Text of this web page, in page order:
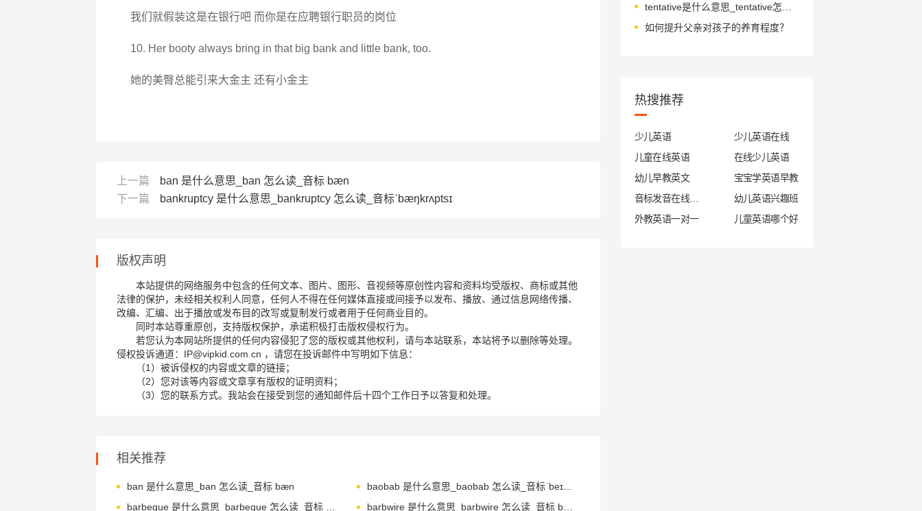
我们就假装这是在银行吧 而你是在应聘银行职员的岗位
10. Her booty always bring in that big bank and little bank, too.
她的美臀总能引来大金主 还有小金主
上一篇
ban 是什么意思_ban 怎么读_音标 bæn
下一篇
bankruptcy 是什么意思_bankruptcy 怎么读_音标ˈbæŋkrʌptsɪ
版权声明
本站提供的网络服务中包含的任何文本、图片、图形、音视频等原创性内容和资料均受版权、商标或其他
法律的保护，未经相关权利人同意，任何人不得在任何媒体直接或间接予以发布、播放、通过信息网络传播、
改编、汇编、出于播放或发布目的改写或复制发行或者用于任何商业目的。
同时本站尊重原创，支持版权保护，承诺积极打击版权侵权行为。
若您认为本网站所提供的任何内容侵犯了您的版权或其他权利，请与本站联系，本站将予以删除等处理。
侵权投诉通道：IP@vipkid.com.cn ，请您在投诉邮件中写明如下信息：
（1）被诉侵权的内容或文章的链接；
（2）您对该等内容或文章享有版权的证明资料；
（3）您的联系方式。我站会在接受到您的通知邮件后十四个工作日予以答复和处理。
相关推荐
ban 是什么意思_ban 怎么读_音标 bæn
baobab 是什么意思_baobab 怎么读_音标ˈbeɪəʊbæb
barbwire 是什么意思_barbwire 怎么读_音标 bɑ-b'waɪər
如何提升父亲对孩子的养育程度？
热搜推荐
少儿英语
少儿英语在线
儿童在线英语
在线少儿英语
幼儿早教英文
宝宝学英语早教
幼儿英语兴趣班
外教英语一对一
儿童英语哪个好